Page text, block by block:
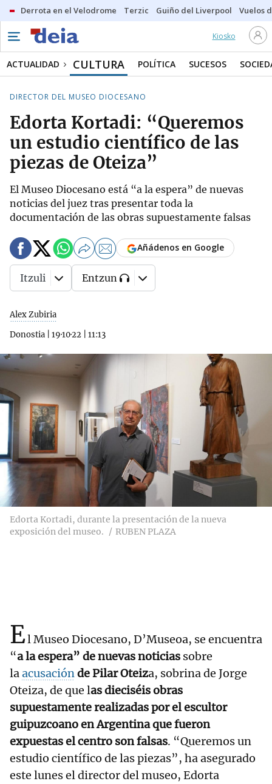
Derrota en el Velodrome Terzic Guiño del Liverpool Vuelos
Kiosko
ACTUALIDAD CULTURA POLÍTICA SUCESOS
DIRECTOR DEL MUSEO DIOCESANO
Edorta Kortadi: “Queremos
un estudio científico de las
piezas de Oteiza”
El Museo Diocesano está “a la espera” de nuevas
noticias del juez tras presentar toda la
documentación de las obras supuestamente falsas
Alex Zubiria
Donostia
19·10·22 11:13
Añádenos en Google
Itzuli Entzun
Edorta Kortadi, durante la presentación de la nueva
exposición del museo.
RUBEN PLAZA
El Museo Diocesano, D’Museoa, se encuentra
“a la espera” de nuevas noticias sobre
laacusaciónde Pilar Oteiza, sobrina de Jorge
Oteiza, de que las dieciséis obras
supuestamente realizadas por el escultor
guipuzcoano en Argentina que fueron
expuestas el centro son falsas. “Queremos un
estudio científico de las piezas”, ha asegurado
este lunes el director del museo, Edorta